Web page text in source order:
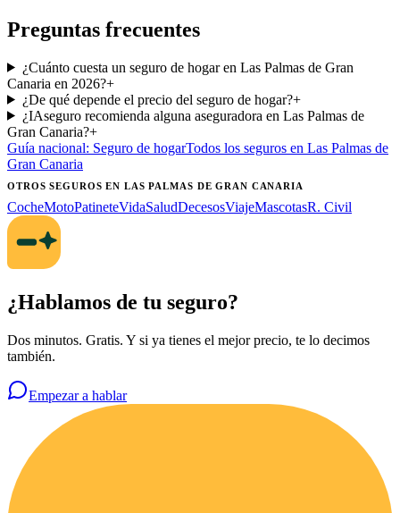
Preguntas frecuentes
¿Cuánto cuesta un seguro de hogar en Las Palmas de Gran
Canaria en 2026?+
¿De qué depende el precio del seguro de hogar?+
¿IAseguro recomienda alguna aseguradora en Las Palmas de
Gran Canaria?+
Guía nacional: Seguro de hogarTodos los seguros en Las Palmas de
Gran Canaria
OTROS SEGUROSEN LAS PALMAS DE GRAN CANARIA
CocheMotoPatineteVidaSaludDecesosViajeMascotasR. Civil
¿Hablamos de tu seguro?
Dos minutos. Gratis. Y si ya tienes el mejor precio, te lo decimos
también.
Empezar a hablar